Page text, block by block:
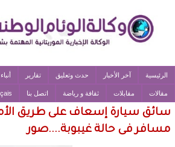
الرئيسية آخر الأخبار حدث وتعليق تقارير
مقالات مقابلات ثقافة و رياضة اتصل بنا
سائق سيارة إسعاف على طريق
مسافر فى حالة غيبوبة....صور